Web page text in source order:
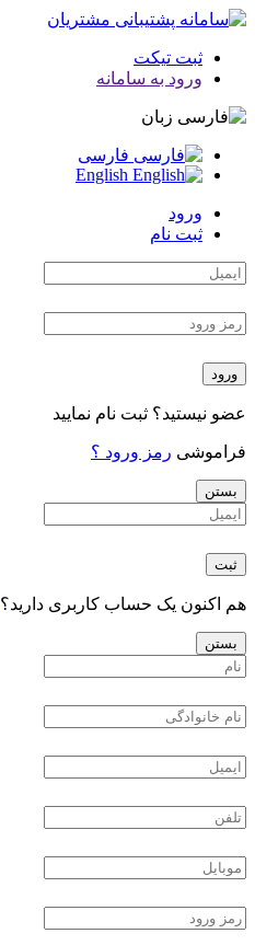
ثبت تیکت
ورود به سامانه
زبان
فارسی
ورود
ثبت نام
ورود
عضو نیستید؟ ثبت نام نمایید
فراموشی رمز ورود ؟
بستن
ثبت
هم اکنون یک حساب کاربری دارید؟
بستن